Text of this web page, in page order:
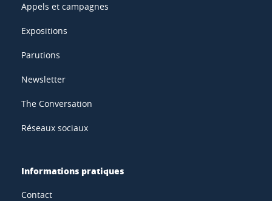
Appels et campagnes
Expositions
Parutions
Newsletter
The Conversation
Réseaux sociaux
Informations pratiques
Contact